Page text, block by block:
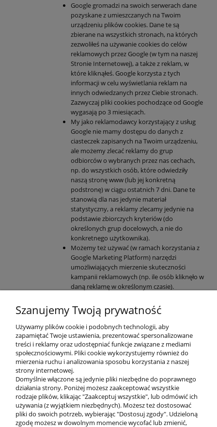
Google gromadzi na swoich serwerach dane
pozyskane z umieszczanych na Twoim
urządzeniu plików cookies. Dane te są
zbierane na wszystkich stronach, na których
zezwoliłeś na używanie cookies do celów
reklamowych przez Google (w tym na naszej
Stronie Internetowej), a także z reklam, w
które kliknąłeś. Google korzysta z tych
informacji w celu wyświetlania reklam na
innych odwiedzanych przez Ciebie stronach.
Zazwyczaj pliki cookies pochodzące od Google
wygasają po 3 miesiącach.
My jako reklamodawcy korzystający z usług
Google nie mamy dostępu do danych z
ciasteczek zapisanych na Twoim urządzeniu,
ale możemy zlecać reklamy do grup
odbiorców o wybranych przez nas cechach,
np. do wszystkich osób, które odwiedziły
naszą stronę www (lub jej konkretną
podstronę) w ciągu ostatnich 7 dni. Dane te
stanowią dla nas jedynie materiał
statystyczny, a reklamy zlecamy jedynie na
podstawie zbiorczych kryteriów (do
określonych grup docelowych, a nie do
konkretnego użytkownika).
Możemy też używać (w ramach korzystania z
Google Marketing Platform) narzędzi
umożliwiających mierzenie skuteczności
kampanii reklamowych (np. ile osób kliknęło w
daną reklamę w określonym czasie).
plików cookies do wyświetlania reklam i jak
możesz zarządzać swoimi ustawieniami co do
reklam, możesz przeczytaćtutajitutaj
E-mail marketing
Do celów newslettera używamy narzędzia
dostarczanego nam przez zewnętrzną firmę.
System do e-mail marketingu osadza na
naszej Stronie pliki cookies służące do
wyświetlania formularzy subskrypcji oraz do
mierzenia skuteczności tych formularzy
(współczynnik konwersji).
Szanujemy Twoją prywatność
Używamy plików cookie i podobnych technologii, aby
zapamiętać Twoje ustawienia, prezentować spersonalizowane
treści i reklamy oraz udostępniać funkcje związane z mediami
społecznościowymi. Pliki cookie wykorzystujemy również do
mierzenia ruchu i analizowania sposobu korzystania z naszej
strony internetowej.
Domyślnie włączone są jedynie pliki niezbędne do poprawnego
działania strony. Poniżej możesz zaakceptować wszystkie
rodzaje plików, klikając "Zaakceptuj wszystkie", lub odmówić ich
używania (z wyjątkiem niezbędnych). Możesz też dostosować
pliki do swoich potrzeb, wybierając "Dostosuj zgody". Udzieloną
zgodę możesz w dowolnym momencie wycofać lub zmienić,